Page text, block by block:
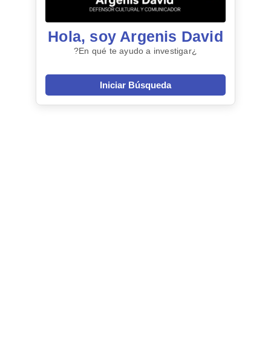
Hola, soy Argenis David
¿En qué te ayudo a investigar?
Iniciar Búsqueda